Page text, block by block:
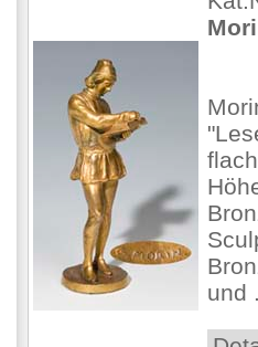
und